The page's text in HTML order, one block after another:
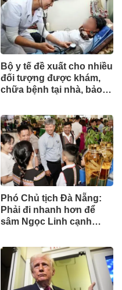
Bộ y tế đề xuất cho nhiều
đối tượng được khám,
chữa bệnh tại nhà, bảo
Phó Chủ tịch Đà Nẵng:
Phải đi nhanh hơn để
sâm Ngọc Linh cạnh